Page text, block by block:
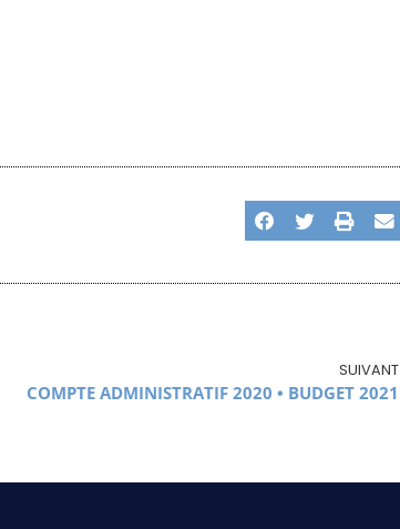
SUIVANT
COMPTE ADMINISTRATIF 2020 • BUDGET 2021